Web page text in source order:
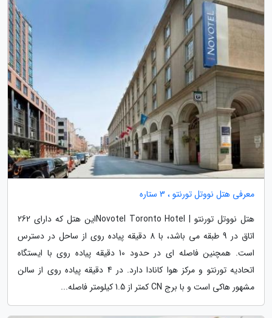
معرفی هتل نووتل تورنتو ، 3 ستاره
هتل نووتل تورنتو | Novotel Toronto Hotelاین هتل که دارای 262
اتاق در 9 طبقه می باشد، با 8 دقیقه پیاده روی از ساحل در دسترس
است. همچنین فاصله ای در حدود 10 دقیقه پیاده روی با ایستگاه
اتحادیه تورنتو و مرکز هوا کانادا دارد. در 4 دقیقه پیاده روی از سالن
مشهور هاکی است و با برج CN کمتر از 1.5 کیلومتر فاصله...